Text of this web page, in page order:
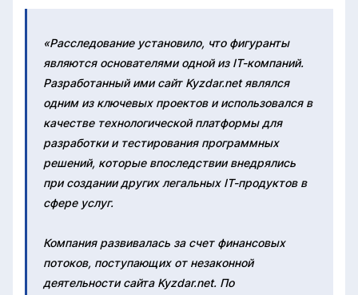
«Расследование установило, что фигуранты
являются основателями одной из IT-компаний.
Разработанный ими сайт Kyzdar.net являлся
одним из ключевых проектов и использовался в
качестве технологической платформы для
разработки и тестирования программных
решений, которые впоследствии внедрялись
при создании других легальных IT-продуктов в
сфере услуг.
Компания развивалась за счет финансовых
потоков, поступающих от незаконной
деятельности сайта Kyzdar.net. По